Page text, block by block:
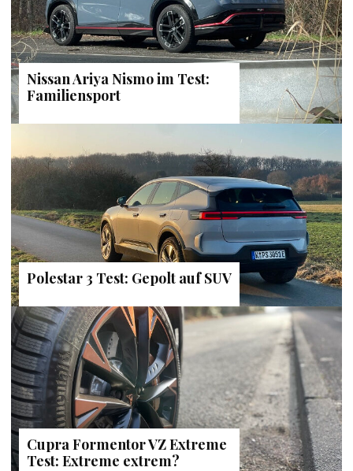
Nissan Ariya Nismo im Test:
Familiensport
Polestar 3 Test: Gepolt auf SUV
Cupra Formentor VZ Extreme
Test: Extreme extrem?